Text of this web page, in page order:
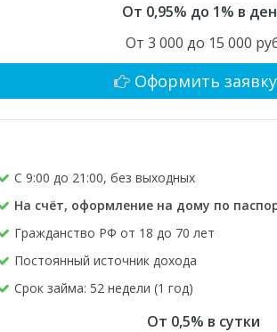
От 0,95% до 1% в
От 3 000 до 15 000
Оформить заявку
C 9:00 до 21:00, без выходных
На счёт, оформление на дому по
Гражданство РФ от 18 до 70 лет
Постоянный источник дохода
Срок займа: 52 недели (1 год)
От 0,5% в сутки